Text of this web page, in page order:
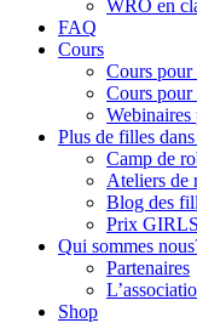
WRO en
FAQ
Cours
Cours pour
Cours pour
Webinaires
Plus de filles
Camp de
Ateliers de
Blog des
Prix
Qui sommes
Partenaires
Shop